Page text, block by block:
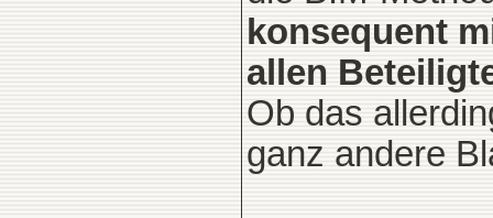
konsequent
allen
Ob das
ganz andere